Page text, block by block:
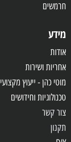
חרמשים
מידע
אודות
אחריות ושירות
מוטי כהן - ייעוץ מקצועי
טכנולוגיות וחידושים
צור קשר
תקנון